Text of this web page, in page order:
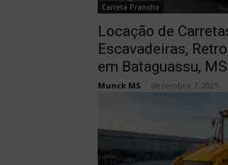
Carreta Prancha
Locação de
Escavadeiras,
em Bataguassu, MS
Munck MS dezembro 7, 2025